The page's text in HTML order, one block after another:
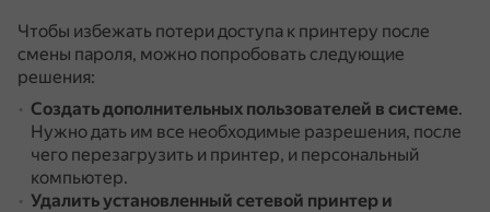
Чтобы избежать потери доступа к принтеру после
смены пароля, можно попробовать следующие
решения:
Создать дополнительных пользователей в системе.
Нужно дать им все необходимые разрешения, после
чего перезагрузить и принтер, и персональный
компьютер.
Удалить установленный сетевой принтер и